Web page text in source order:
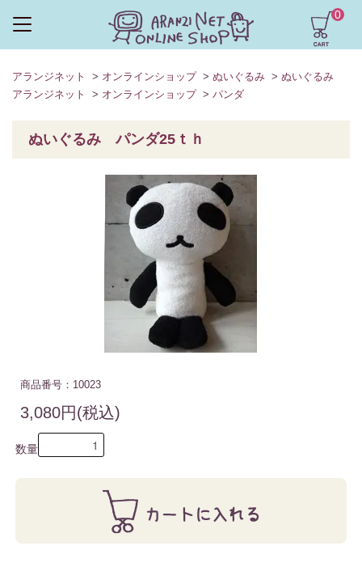
0
アランジネット > オンラインショップ > ぬいぐるみ > ぬいぐるみ
アランジネット
> オンラインショップ > パンダ
ぬいぐるみ パンダ25ｔｈ
商品番号：10023
3,080円(税込)
数量